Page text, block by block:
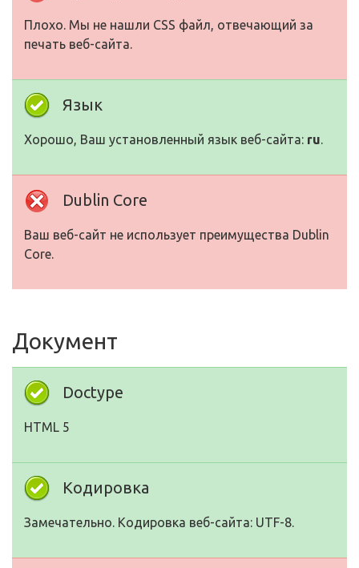
Плохо. Мы не нашли CSS файл, отвечающий за
печать веб-сайта.
Язык
Хорошо, Ваш установленный язык веб-сайта: ru.
Dublin Core
Ваш веб-сайт не использует преимущества Dublin
Core.
Документ
Doctype
HTML 5
Кодировка
Замечательно. Кодировка веб-сайта: UTF-8.